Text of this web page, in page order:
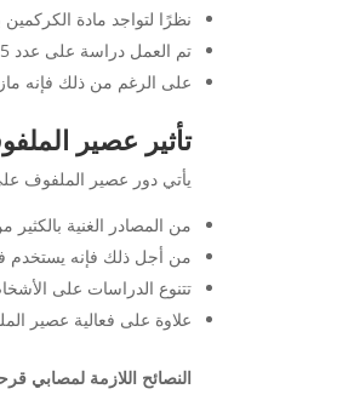
نظرًا لتواجد مادة
تم العمل دراسة على عدد 25 شخص استخدموا للكركم وكانت النتائج هي الالتئام السريع والفعال للقرح المتواجدة بالمعدة.
على الرغم من ذلك فإنه
تأثير عصير
يأتي دور عصير الملفوف
من المصادر الغنية
من أجل ذلك فإنه يستخدم
تتنوع الدراسات على
علاوة على فعالية عصير
النصائح اللازمة لمصابي